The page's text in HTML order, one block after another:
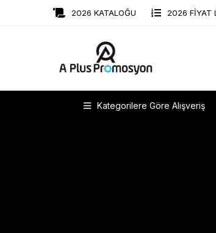
2026 KATALOĞU 2026 FİYAT
Kategorilere Göre Alışveriş